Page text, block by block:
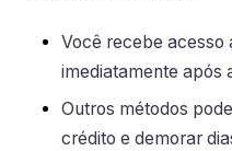
Você recebe acesso
imediatamente após
Outros métodos
crédito e demorar